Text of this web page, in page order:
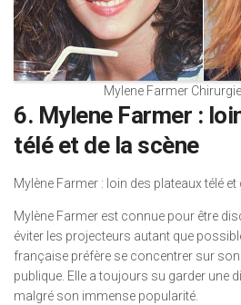
Mylene Farmer
6. Mylene Farmer :
télé et de la scène
Mylène Farmer : loin des plateaux télé et
Mylène Farmer est connue pour être
éviter les projecteurs autant que
française préfère se concentrer sur
publique. Elle a toujours su garder une
malgré son immense popularité.